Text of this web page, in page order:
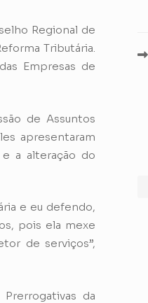
Regional de
Tributária.
Empresas de
de Assuntos
apresentaram
a alteração do
e eu defendo,
pois ela mexe
de serviços”,
da